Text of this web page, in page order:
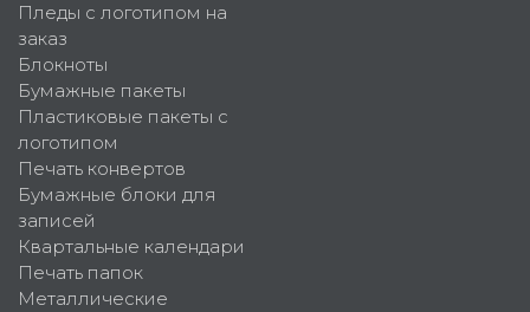
Пледы с логотипом на
заказ
Блокноты
Бумажные пакеты
Пластиковые пакеты с
логотипом
Печать конвертов
Бумажные блоки для
записей
Квартальные календари
Печать папок
Металлические